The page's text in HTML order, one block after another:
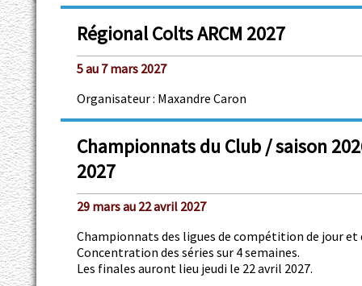
Régional Colts ARCM 2027
5 au 7 mars 2027
Organisateur : Maxandre Caron
Championnats du Club / saison
2027
29 mars au 22 avril 2027
Championnats des ligues de compétition de jour et
Concentration des séries sur 4 semaines.
Les finales auront lieu jeudi le 22 avril 2027.